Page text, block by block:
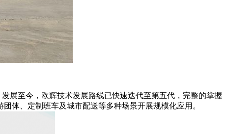
展至今，欧辉技术发展路线已快速迭代至第五代，完整的掌握
体、定制班车及城市配送等多种场景开展规模化应用。